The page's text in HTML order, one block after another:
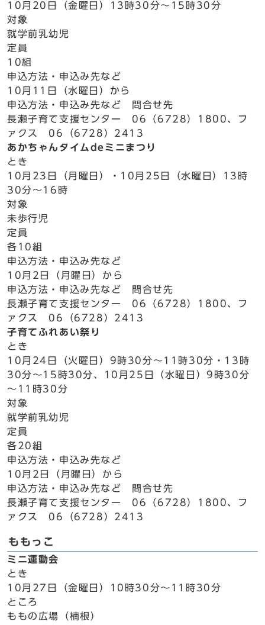
10月20日（金曜日）13時30分～15時30分
対象
就学前乳幼児
定員
10組
申込方法・申込み先など
10月11日（水曜日）から
申込方法・申込み先など 問合せ先
長瀬子育て支援センター 06（6728）1800、フ
ァクス 06（6728）2413
あかちゃんタイムdeミニまつり
とき
10月23日（月曜日）・10月25日（水曜日）13時
30分～16時
対象
未歩行児
定員
各10組
申込方法・申込み先など
10月2日（月曜日）から
申込方法・申込み先など 問合せ先
長瀬子育て支援センター 06（6728）1800、フ
ァクス 06（6728）2413
子育てふれあい祭り
とき
10月24日（火曜日）9時30分～11時30分・13時
30分～15時30分、10月25日（水曜日）9時30分
～11時30分
対象
就学前乳幼児
定員
各20組
申込方法・申込み先など
10月2日（月曜日）から
申込方法・申込み先など 問合せ先
長瀬子育て支援センター 06（6728）1800、フ
ァクス 06（6728）2413
ももっこ
ミニ運動会
とき
10月27日（金曜日）10時30分～11時30分
ところ
ももの広場（楠根）